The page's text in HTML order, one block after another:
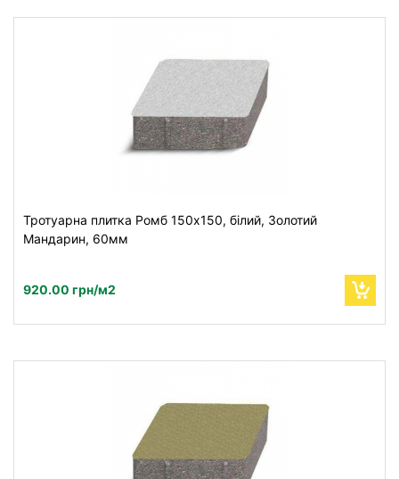
Тротуарна плитка Ромб 150х150, білий, Золотий
Мандарин, 60мм
920.00 грн/м2